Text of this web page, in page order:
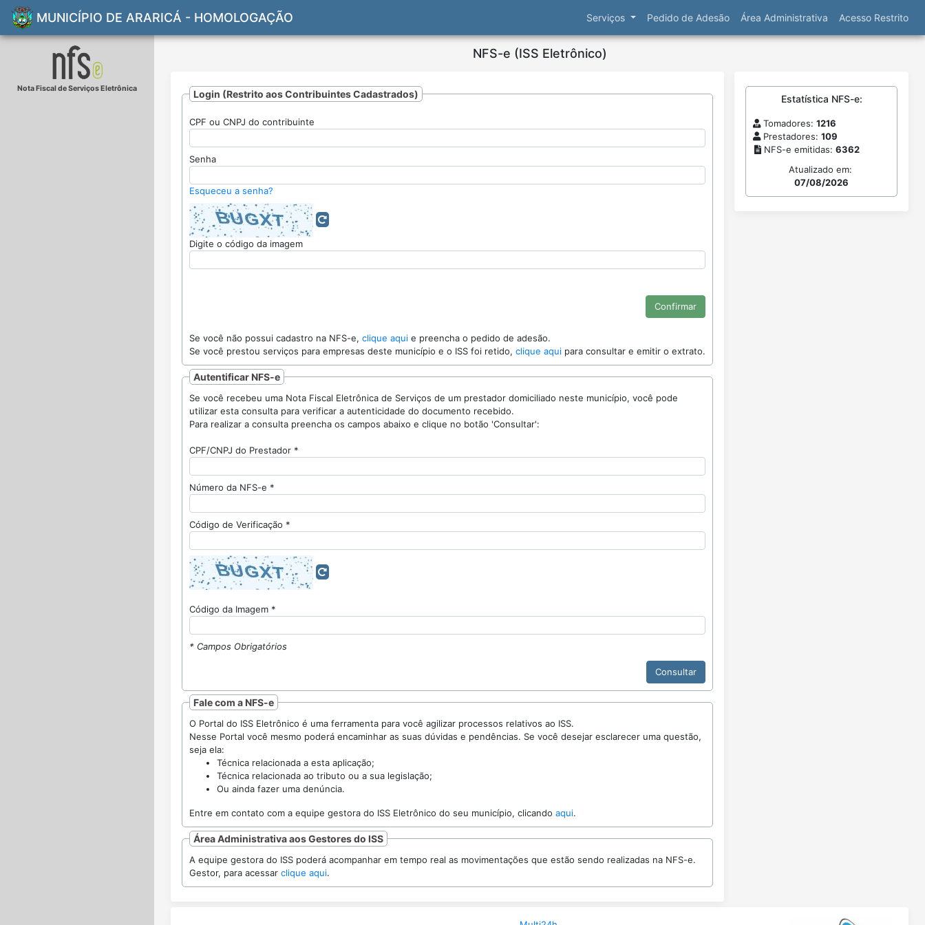
MUNICÍPIO DE ARARICÁ - HOMOLOGAÇÃO Serviços Pedido de Adesão Área Administrativa Acesso Restrito
Nota Fiscal de Serviços Eletrônica
NFS-e (ISS Eletrônico)
Login (Restrito aos Contribuintes Cadastrados)
CPF ou CNPJ do contribuinte
Senha
Esqueceu a senha?
Digite o código da imagem
Se você não possui cadastro na NFS-e, clique aqui e preencha o pedido de adesão.
Se você prestou serviços para empresas deste município e o ISS foi retido, clique aqui para consultar e emitir o extrato.
Autentificar NFS-e
Se você recebeu uma Nota Fiscal Eletrônica de Serviços de um prestador domiciliado neste município, você pode
utilizar esta consulta para verificar a autenticidade do documento recebido.
Para realizar a consulta preencha os campos abaixo e clique no botão 'Consultar':
CPF/CNPJ do Prestador *
Número da NFS-e *
Código de Verificação *
Código da Imagem *
* Campos Obrigatórios
Fale com a NFS-e
O Portal do ISS Eletrônico é uma ferramenta para você agilizar processos relativos ao ISS.
Nesse Portal você mesmo poderá encaminhar as suas dúvidas e pendências. Se você desejar esclarecer uma questão,
seja ela:
Técnica relacionada a esta aplicação;
Técnica relacionada ao tributo ou a sua legislação;
Ou ainda fazer uma denúncia.
Entre em contato com a equipe gestora do ISS Eletrônico do seu município, clicando aqui.
Área Administrativa aos Gestores do ISS
A equipe gestora do ISS poderá acompanhar em tempo real as movimentações que estão sendo realizadas na NFS-e.
Gestor, para acessar clique aqui.
Estatística NFS-e:
Tomadores: 1216
Prestadores: 109
NFS-e emitidas: 6362
Atualizado em:
07/08/2026